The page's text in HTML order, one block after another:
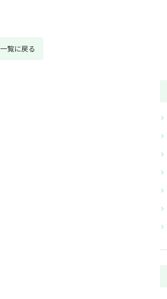
一覧に戻る